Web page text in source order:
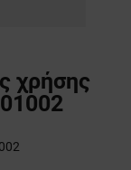
χρήσης